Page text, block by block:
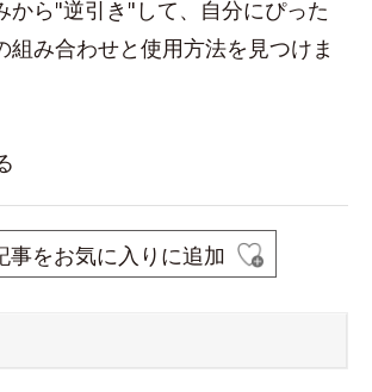
から"逆引き"して、自分にぴった
組み合わせと使用方法を見つけま
事をお気に入りに追加